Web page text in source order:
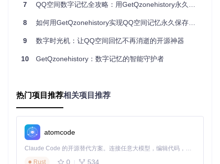
封禁的问题，实现了合规范围内的高效数据获取。
保障隐私安全的三层防护机制
系：首先，采用二维码扫描登录替代传统密码输入，杜绝账号
止中间人攻击；最后，本地数据存储默认采用加密格式，即使
提升处理效率的智能解析引擎
GetQzonehistory内置的智能解析引擎能够自动识别QQ空间内
容的不同类型，包括文字说说、图片、视频和互动留言等。通
过结构化处理，将非结构化的原始数据转换为易于管理的格
式，不仅减少了存储空间占用，还为后续的数据检索和分析提
供了便利。这一技术创新使得原本需要人工整理的海量数据，
7 QQ空间数字记忆全攻略：用GetQzonehistory永久保存青春足迹
8 如何用GetQzonehistory实现QQ空间记忆永久保存：完整智能备份方案
9 数字时光机：让QQ空间回忆不再消逝的开源神器
10 GetQzonehistory：数字记忆的智能守护者
热门项目推荐相关项目推荐
atomcode
Claude Code 的开源替代方案。连接任意大模型，编辑代码，运行命令，自动验证 — 全自动执行。用 Rust 构建，极致性能。 ｜ An open-source alternative to Claude Code. Connect any LLM, edit code, run commands, and verify changes — autonomously. Built in Rust for speed. Get Started
Rust
0 534